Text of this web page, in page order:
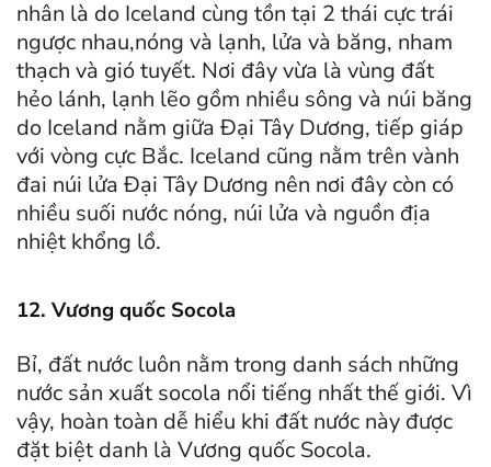
nhân là do Iceland cùng tồn tại 2 thái cực trái
ngược nhau,nóng và lạnh, lửa và băng, nham
thạch và gió tuyết. Nơi đây vừa là vùng đất
hẻo lánh, lạnh lẽo gồm nhiều sông và núi băng
do Iceland nằm giữa Đại Tây Dương, tiếp giáp
với vòng cực Bắc. Iceland cũng nằm trên vành
đai núi lửa Đại Tây Dương nên nơi đây còn có
nhiều suối nước nóng, núi lửa và nguồn địa
nhiệt khổng lồ.
12. Vương quốc Socola
Bỉ, đất nước luôn nằm trong danh sách những
nước sản xuất socola nổi tiếng nhất thế giới. Vì
vậy, hoàn toàn dễ hiểu khi đất nước này được
đặt biệt danh là Vương quốc Socola.